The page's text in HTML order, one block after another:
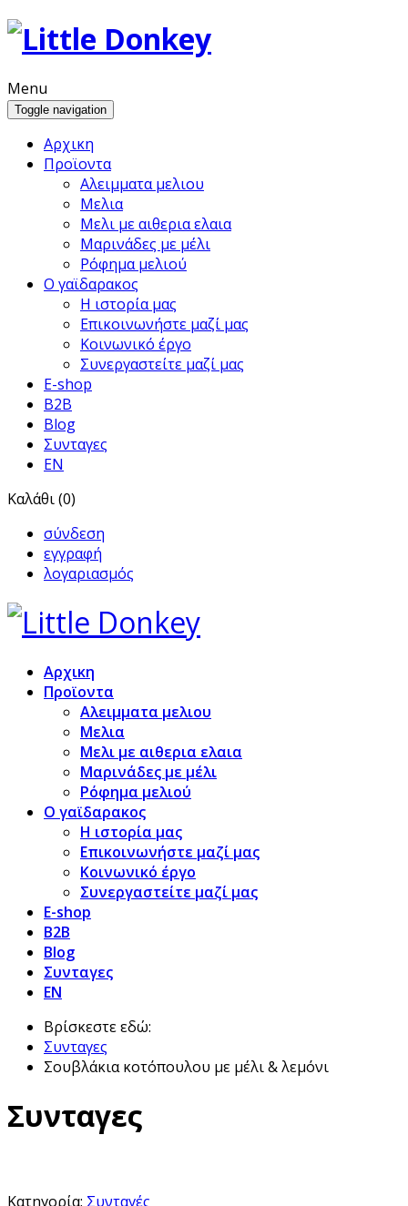
Menu
Toggle navigation
Αρχικη
Προϊoντα
Αλειμματα μελιου
Μελια
Μελι με αιθερια ελαια
Μαρινάδες με μέλι
Ρόφημα μελιού
Ο γαϊδαρακος
Η ιστορία μας
Επικοινωνήστε μαζί μας
Κοινωνικό έργο
Συνεργαστείτε μαζί μας
E-shop
B2B
Blog
Συνταγες
EN
Καλάθι (0)
σύνδεση
εγγραφή
λογαριασμός
Αρχικη
Προϊoντα
Αλειμματα μελιου
Μελια
Μελι με αιθερια ελαια
Μαρινάδες με μέλι
Ρόφημα μελιού
Ο γαϊδαρακος
Η ιστορία μας
Επικοινωνήστε μαζί μας
Κοινωνικό έργο
Συνεργαστείτε μαζί μας
E-shop
B2B
Blog
Συνταγες
EN
Βρίσκεστε εδώ:
Συνταγες
Σουβλάκια κοτόπουλου με μέλι & λεμόνι
Συνταγες
Κατηγορία: Συνταγές